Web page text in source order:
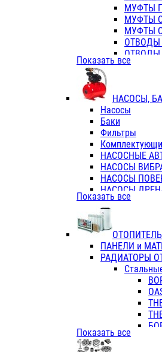
МУФТЫ
МУФТЫ
МУФТЫ
ОТВОДЫ
ОТВОДЫ
ОТВОДЫ
КОЛЬЦА
ТРУБЫ
ТРУБЫ
ТРУБЫ
Показать все
НАСОСЫ,
Насосы
Баки
Фильтры
НАСОСНЫЕ
НАСОСЫ
НАСОСЫ
НАСОСЫ
НАСОСЫ
НАСОСЫ
Показать все
ПАНЕЛИ и
РАДИАТОРЫ
Показать все